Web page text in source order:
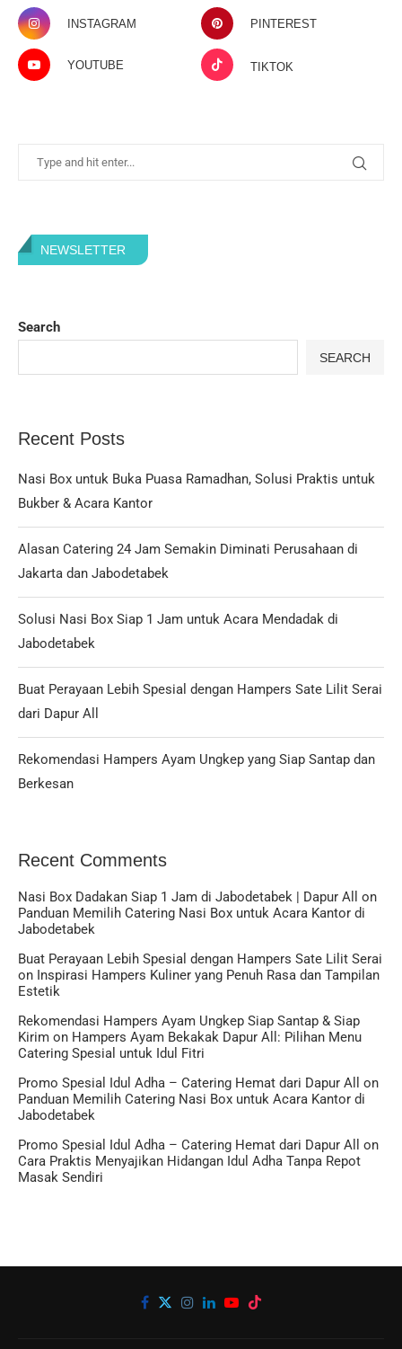
INSTAGRAM PINTEREST
YOUTUBE TIKTOK
NEWSLETTER
Search
SEARCH
Recent Posts
Nasi Box untuk Buka Puasa Ramadhan, Solusi Praktis untuk
Bukber & Acara Kantor
Alasan Catering 24 Jam Semakin Diminati Perusahaan di
Jakarta dan Jabodetabek
Solusi Nasi Box Siap 1 Jam untuk Acara Mendadak di
Jabodetabek
Buat Perayaan Lebih Spesial dengan Hampers Sate Lilit Serai
dari Dapur All
Rekomendasi Hampers Ayam Ungkep yang Siap Santap dan
Berkesan
Recent Comments
Nasi Box Dadakan Siap 1 Jam di Jabodetabek | Dapur All
on
Panduan Memilih Catering Nasi Box untuk Acara Kantor di
Jabodetabek
Buat Perayaan Lebih Spesial dengan Hampers Sate Lilit Serai
on Inspirasi Hampers Kuliner yang Penuh Rasa dan Tampilan
Estetik
Rekomendasi Hampers Ayam Ungkep Siap Santap & Siap
Kirim on Hampers Ayam Bekakak Dapur All: Pilihan Menu
Catering Spesial untuk Idul Fitri
Promo Spesial Idul Adha – Catering Hemat dari Dapur All
on
Panduan Memilih Catering Nasi Box untuk Acara Kantor di
Jabodetabek
Promo Spesial Idul Adha – Catering Hemat dari Dapur All
on
Cara Praktis Menyajikan Hidangan Idul Adha Tanpa Repot
Masak Sendiri